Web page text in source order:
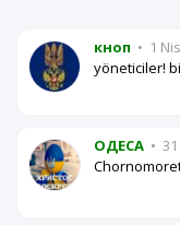
кноп • 1
yöneticiler!
OДЕСА •